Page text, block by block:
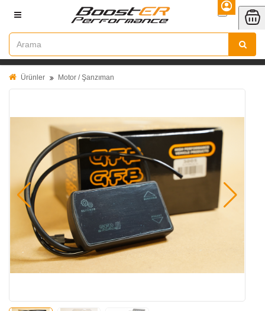
Ürünler Motor / Şanzıman